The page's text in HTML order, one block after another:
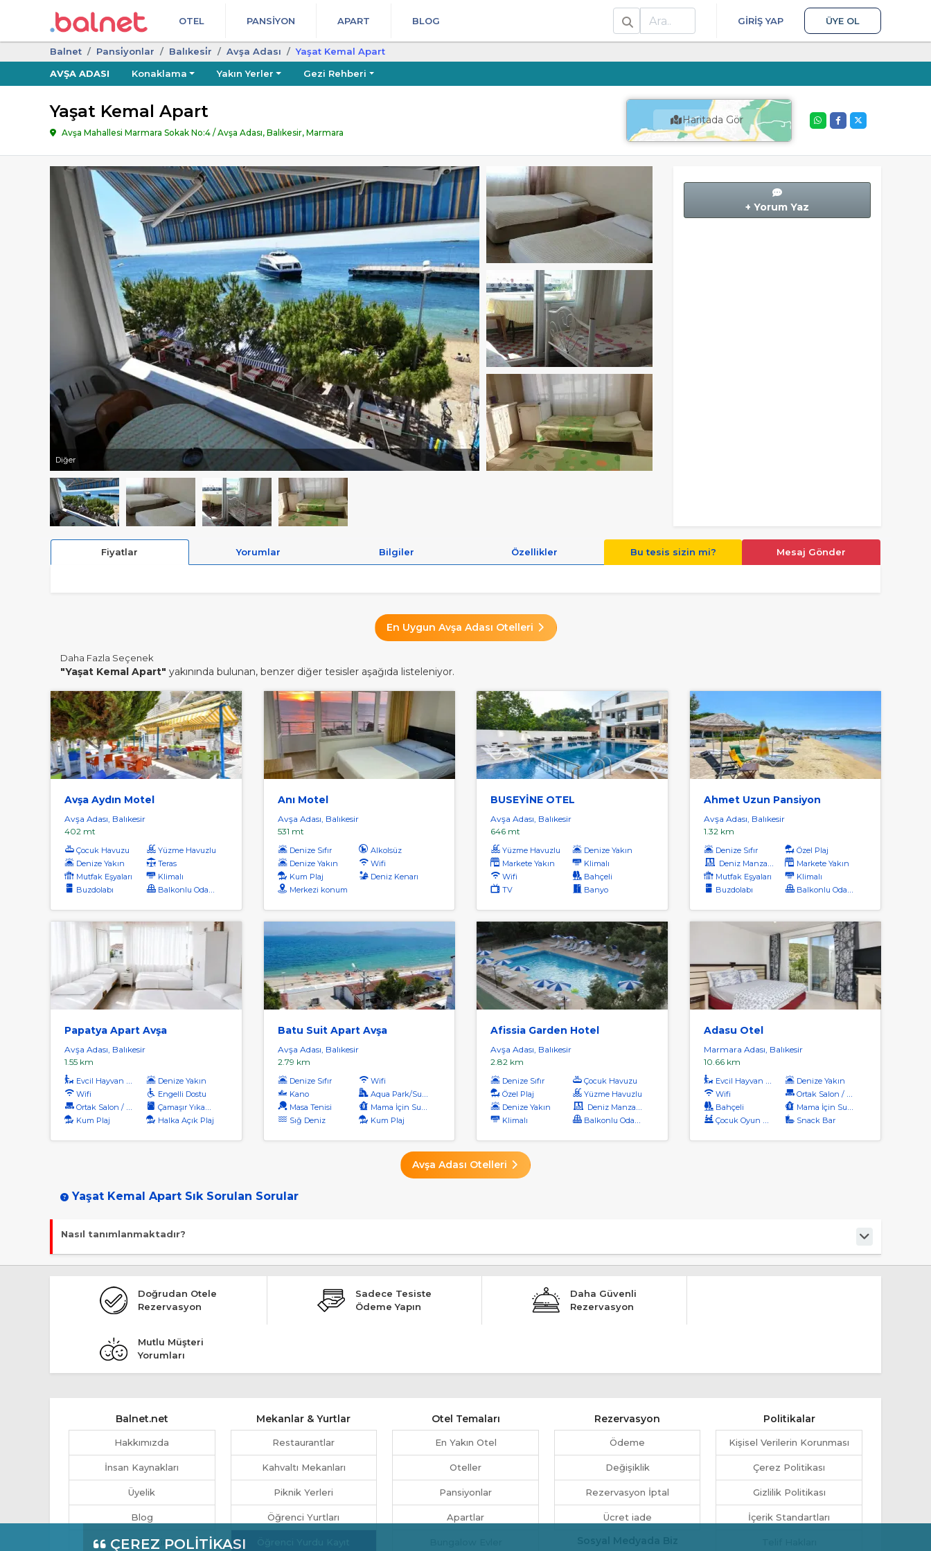
OTEL PANSIYON APART BLOG
Ara
GIRIŞ YAP ÜYE OL
ÇEREZ POLİTİKASI
Balnet Pansi̇yonlar Balıkesi̇r Avşa Adası
Yaşat Kemal Apart
AVŞA ADASI
Konaklama Yakın Yerler Gezi Rehberi
Yaşat Kemal Apart
Avşa Mahallesi Marmara Sokak No:4 / Avşa Adası, Balıkesir, Marmara
Haritada Gör
Diğer
+ Yorum Yaz
Fiyatlar Yorumlar Bilgiler Özellikler Bu tesis sizin mi? Mesaj Gönder
En Uygun Avşa Adası Otelleri
Daha Fazla Seçenek
"Yaşat Kemal Apart" yakınında bulunan, benzer diğer tesisler aşağıda listeleniyor.
Avşa Aydın Motel
Avşa Adası, Balıkesir
402 mt
Çocuk Havuzu
Yüzme Havuzlu
Denize Yakın
Teras
Mutfak Eşyaları
Klimalı
Buzdolabı
Balkonlu Odalar
Anı Motel
Avşa Adası, Balıkesir
531 mt
Denize Sıfır
Alkolsüz
Denize Yakın
Wifi
Kum Plaj
Deniz Kenarı
Merkezi konum
BUSEYİNE OTEL
Avşa Adası, Balıkesir
646 mt
Yüzme Havuzlu
Denize Yakın
Markete Yakın
Klimalı
Wifi
Bahçeli
TV
Banyo
Ahmet Uzun Pansiyon
Avşa Adası, Balıkesir
1.32 km
Denize Sıfır
Özel Plaj
Deniz Manzaralı
Markete Yakın
Mutfak Eşyaları
Klimalı
Buzdolabı
Balkonlu Odalar
Papatya Apart Avşa
Avşa Adası, Balıkesir
1.55 km
Evcil Hayvan Kabul
Denize Yakın
Wifi
Engelli Dostu
Ortak Salon / Tv Alanı
Çamaşır Yıkama
Kum Plaj
Halka Açık Plaj
Batu Suit Apart Avşa
Avşa Adası, Balıkesir
2.79 km
Denize Sıfır
Wifi
Kano
Aqua Park/Su Parkı
Masa Tenisi
Mama İçin Su Isıtıcı
Sığ Deniz
Kum Plaj
Afissia Garden Hotel
Avşa Adası, Balıkesir
2.82 km
Denize Sıfır
Çocuk Havuzu
Özel Plaj
Yüzme Havuzlu
Denize Yakın
Deniz Manzaralı
Klimalı
Balkonlu Odalar
Adasu Otel
Marmara Adası, Balıkesir
10.66 km
Evcil Hayvan Kabul
Denize Yakın
Wifi
Ortak Salon / Tv Alanı
Bahçeli
Mama İçin Su Isıtıcı
Çocuk Oyun Alanı
Snack Bar
Avşa Adası Otelleri
Yaşat Kemal Apart Sık Sorulan Sorular
Nasıl tanımlanmaktadır?
Tesis Pansiyon statüsündedir.
Doğrudan Otele
Rezervasyon
Sadece Tesiste
Ödeme Yapın
Daha Güvenli
Rezervasyon
Mutlu Müşteri
Yorumları
Balnet.net
Hakkımızda
İnsan Kaynakları
Üyelik
Blog
Otel Yönetimi
Mekanlar & Yurtlar
Restaurantlar
Kahvaltı Mekanları
Piknik Yerleri
Öğrenci Yurtları
Otel Temaları
En Yakın Otel
Oteller
Pansiyonlar
Apartlar
Rezervasyon
Ödeme
Değişiklik
Rezervasyon İptal
Ücret iade
Politikalar
Kişisel Verilerin Korunması
Çerez Politikası
Gizlilik Politikası
İçerik Standartları